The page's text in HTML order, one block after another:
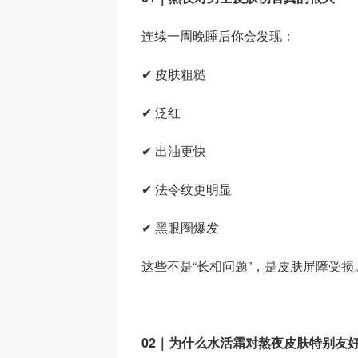
连续一周晚睡后你会发现：
✔ 皮肤粗糙
✔ 泛红
✔ 出油更快
✔ 法令纹更明显
✔ 黑眼圈爆发
这些不是“长相问题”，是皮肤屏障受损
02｜为什么水活霜对熬夜皮肤特别友